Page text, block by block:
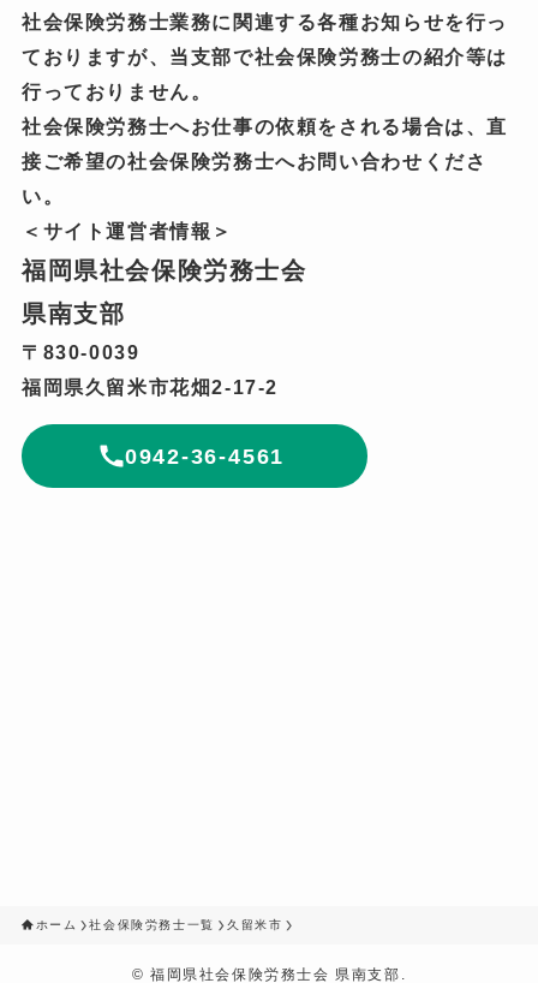
社会保険労務士業務に関連する各種お知らせを行っ
ておりますが、当支部で社会保険労務士の紹介等は
行っておりません。
社会保険労務士へお仕事の依頼をされる場合は、直
接ご希望の社会保険労務士へお問い合わせくださ
い。
＜サイト運営者情報＞
福岡県社会保険労務士会
県南支部
〒830-0039
福岡県久留米市花畑2-17-2
0942-36-4561
ホーム 社会保険労務士一覧 久留米市
© 福岡県社会保険労務士会 県南支部.